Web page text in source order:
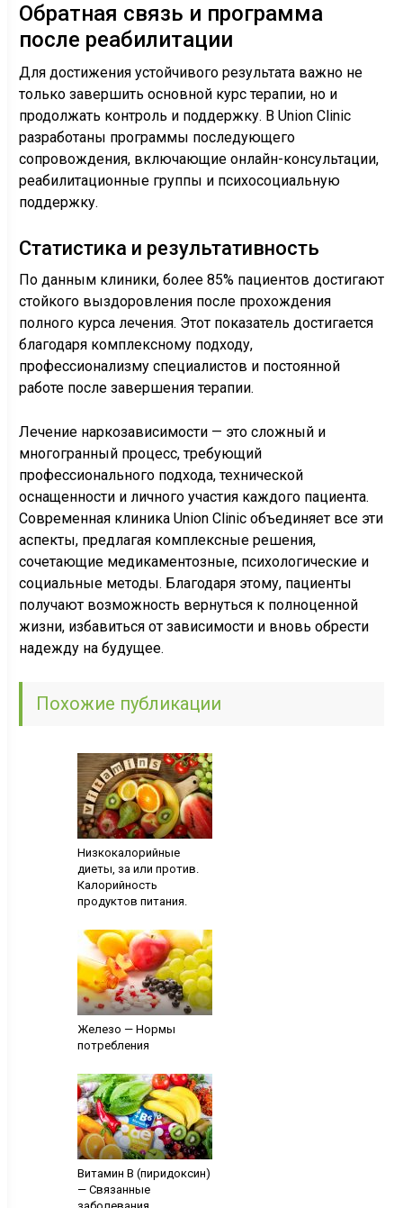
Обратная связь и программа
после реабилитации
Для достижения устойчивого результата важно не
только завершить основной курс терапии, но и
продолжать контроль и поддержку. В Union Clinic
разработаны программы последующего
сопровождения, включающие онлайн-консультации,
реабилитационные группы и психосоциальную
поддержку.
Статистика и результативность
По данным клиники, более 85% пациентов достигают
стойкого выздоровления после прохождения
полного курса лечения. Этот показатель достигается
благодаря комплексному подходу,
профессионализму специалистов и постоянной
работе после завершения терапии.
Лечение наркозависимости — это сложный и
многогранный процесс, требующий
профессионального подхода, технической
оснащенности и личного участия каждого пациента.
Современная клиника Union Clinic объединяет все эти
аспекты, предлагая комплексные решения,
сочетающие медикаментозные, психологические и
социальные методы. Благодаря этому, пациенты
получают возможность вернуться к полноценной
жизни, избавиться от зависимости и вновь обрести
надежду на будущее.
Похожие публикации
Низкокалорийные
диеты, за или против.
Калорийность
продуктов питания.
Железо — Нормы
потребления
Витамин В (пиридоксин)
— Связанные